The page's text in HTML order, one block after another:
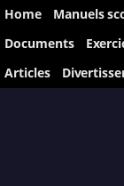
Home Manuels
Documents
Articles